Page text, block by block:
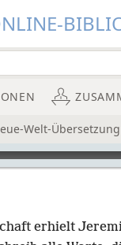
Welt-
erhielt